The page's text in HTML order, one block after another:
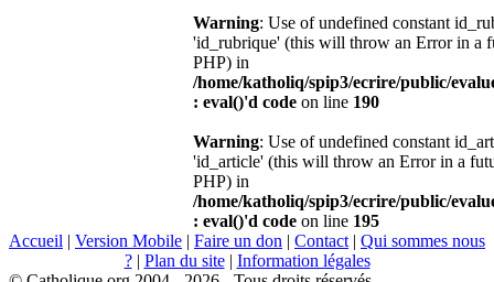
Warning: Use of undefined constant
'id_rubrique' (this will throw an Error in a
PHP) in
/home/katholiq/spip3/ecrire/public/
: eval()'d code on line 190
Warning: Use of undefined constant
'id_article' (this will throw an Error in a
PHP) in
/home/katholiq/spip3/ecrire/public/
: eval()'d code on line 195
Accueil | Version Mobile | Faire un don | Contact | Qui sommes nous
?| Plan du site| Information légales